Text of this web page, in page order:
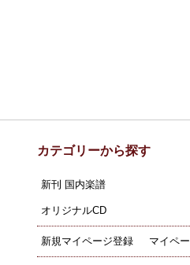
カテゴリーから探す
新刊 国内楽譜
オリジナルCD
新規マイページ登録 マイペ